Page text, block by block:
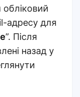
обліковий
адресу для
”. Після
назад у